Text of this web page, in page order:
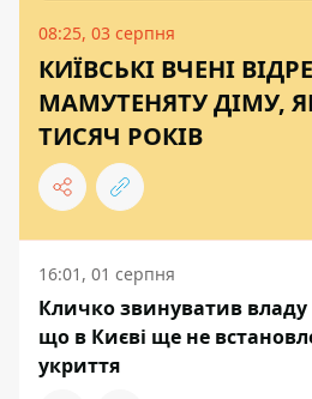
08:25, 03 серпня
КИЇВСЬКІ ВЧЕНІ
МАМУТЕНЯТУ ДІМУ,
ТИСЯЧ РОКІВ
16:01, 01 серпня
Кличко звинуватив
що в Києві ще не
укриття